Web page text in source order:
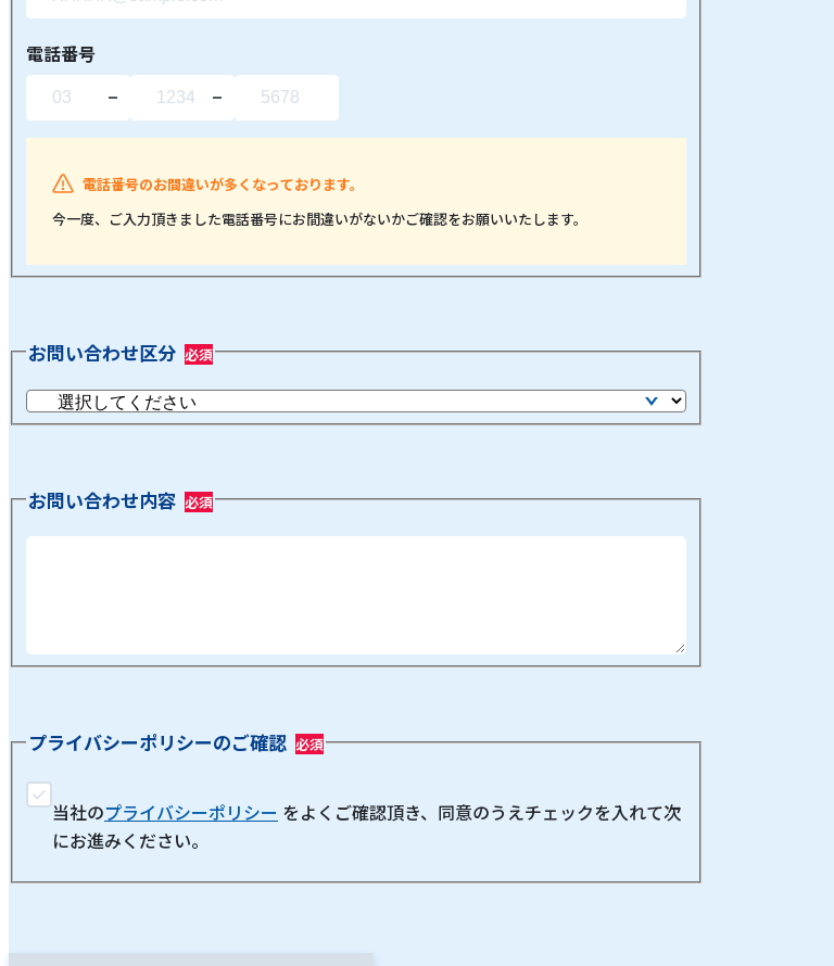
電話番号
電話番号のお間違いが多くなっております。
今一度、ご入力頂きました電話番号にお間違いがないかご確認をお願いいたします。
お問い合わせ区分
お問い合わせ内容
プライバシーポリシーのご確認
当社のプライバシーポリシー をよくご確認頂き、同意のうえチェックを入れて次
にお進みください。